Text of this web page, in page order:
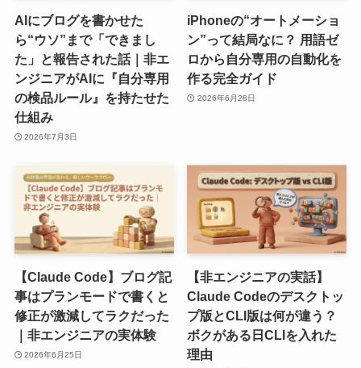
AIにブログを書かせた
ら“ウソ”まで「できまし
た」と報告された話｜非エ
ンジニアがAIに『自分専用
の検品ルール』を持たせた
仕組み
2026年7月3日
iPhoneの“オートメーショ
ン”って結局なに？ 用語ゼ
ロから自分専用の自動化を
作る完全ガイド
2026年6月28日
【Claude Code】ブログ記
事はプランモードで書くと
修正が激減してラクだった
｜非エンジニアの実体験
2026年6月25日
【非エンジニアの実話】
Claude Codeのデスクトッ
プ版とCLI版は何が違う？
ボクがある日CLIを入れた
理由